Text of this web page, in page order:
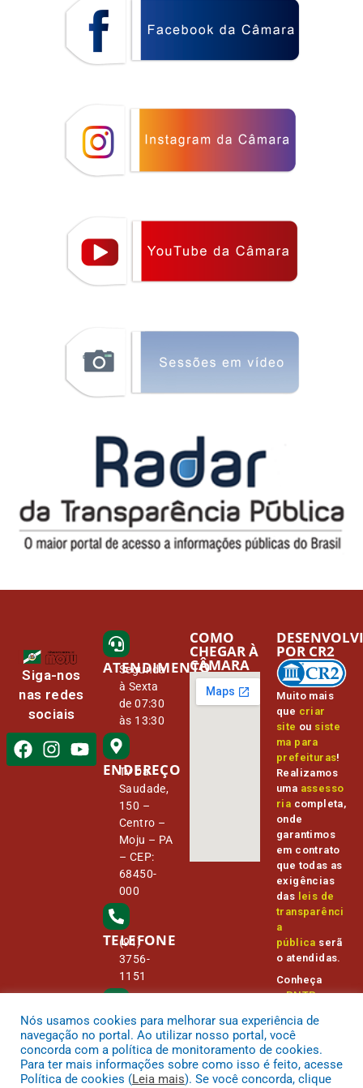
Siga-nos
nas redes
sociais
ATENDIMENTO
Segunda
à Sexta
de 07:30
às 13:30
ENDEREÇO
Tv Da
Saudade,
150 –
Centro –
Moju – PA
– CEP:
68450-
000
TELEFONE
(91)
3756-
1151
E-MAIL
camara@
cmmoju.p
a.gov.br
COMO
CHEGAR À
CÂMARA
Muito mais
que criar
site ou siste
ma para
prefeituras!
Realizamos
uma assesso
ria completa,
onde
garantimos
em contrato
que todas as
exigências
das leis de
transparênci
a
pública serã
o atendidas.
Conheça
oPNTPe
Transparênc
ia Pública
POR CR2
Nós usamos cookies para melhorar sua experiência de
navegação no portal. Ao utilizar nosso portal, você
concorda com a política de monitoramento de cookies.
Para ter mais informações sobre como isso é feito, acesse
Política de cookies (Leia mais). Se você concorda, clique